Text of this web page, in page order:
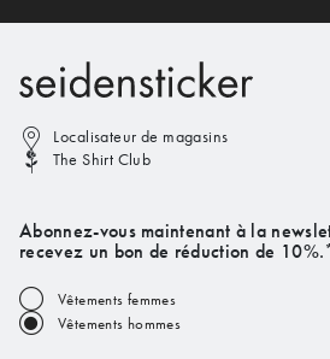
Localisateur de magasins
The Shirt Club
Abonnez-vous maintenant à la
recevez un bon de réduction de
Vêtements femmes
Vêtements hommes